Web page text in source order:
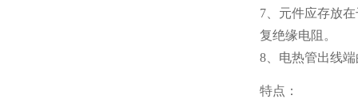
7、元件应存放
复绝缘电阻。
8、电热管出线
特点：